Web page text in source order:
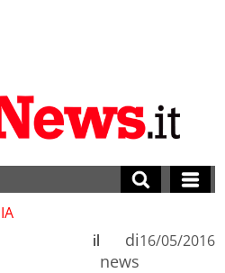
di
news
il 16/05/2016